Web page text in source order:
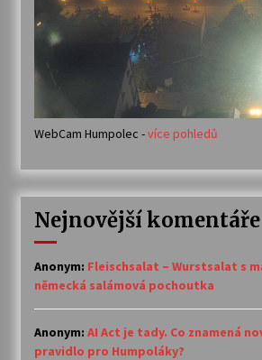
WebCam Humpolec -více pohledů
Nejnovější komentáře
Anonym: Fleischsalat – Wurstsalat s
německá salámová pochoutka
Anonym: AI Act je tady. Co znamená
pravidlo pro Humpoláky?